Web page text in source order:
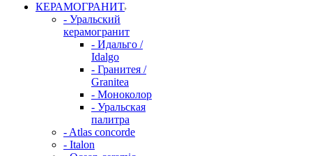
КЕРАМОГРАНИТ
- Уральский
керамогранит
- Идальго /
Idalgo
- Гранитея /
Granitea
- Моноколор
- Уральская
палитра
- Atlas concorde
- Italon